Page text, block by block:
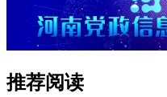
推荐阅读